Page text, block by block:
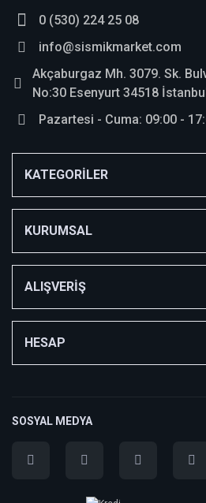
0 (530) 224 25 08
info@sismikmarket.com
Akçaburgaz Mh. 3079. Sk.
No:30 Esenyurt 34518
Pazartesi - Cuma: 09:00 -
KATEGORİLER
KURUMSAL
ALIŞVERİŞ
HESAP
SOSYAL MEDYA